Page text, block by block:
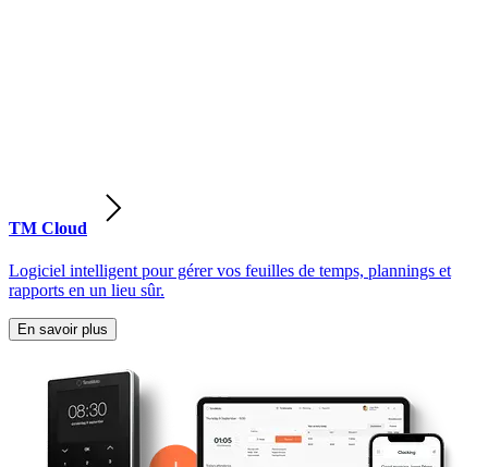
TM Cloud
Logiciel intelligent pour gérer vos feuilles de temps, plannings et
rapports en un lieu sûr.
En savoir plus